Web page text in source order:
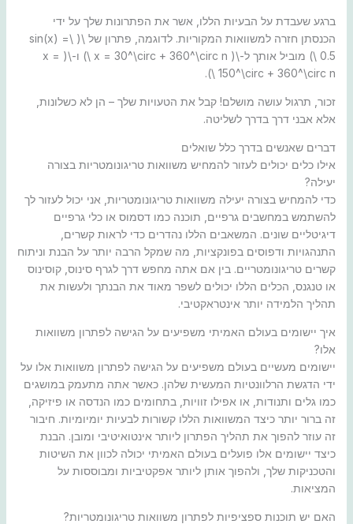
ברגע שעבדת על הבעיות הללו, אשר את הפתרונות שלך על ידי
הכנסתן חזרה למשוואות המקוריות. לדוגמה, פתרון של \( \sin(x) =
0.5 \) מוביל אותך ל-\( x = 30^\circ + 360^\circ n \) ו-\( x =
150^\circ + 360^\circ n \).
זכור, תרגול עושה מושלם! קבל את הטעויות שלך – הן לא כשלונות,
אלא אבני דרך בדרך לשליטה.
דברים שאנשים בדרך כלל שואלים
אילו כלים יכולים לעזור להמחיש משוואות טריגונומטריות בצורה
יעילה?
כדי להמחיש בצורה יעילה משוואות טריגונומטריות, אני יכול לעזור לך
להשתמש במחשבים גרפיים, תוכנה כמו דסמוס או כלי גרפיים
דיגיטליים שונים. המשאבים הללו נהדרים כדי לראות קשרים,
התנהגויות ודפוסים בפונקציות, מה שמקל הרבה יותר על הבנת וניתוח
קשרים טריגונומטריים. בין אם אתה מחפש דרך לגרף סינוס, קוסינוס
או טנגנס, הכלים הללו יכולים לשפר מאוד את הבנתך ולעשות את
תהליך הלמידה יותר אינטראקטיבי.
איך יישומים בעולם האמיתי משפיעים על הגישה לפתרון משוואות
אלו?
יישומים מעשיים בעולם משפיעים על הגישה לפתרון משוואות אלו על
ידי הדגשת הרלוונטיות המעשית שלהן. כאשר אתה מתעמק במושגים
כמו גלים ותנודות, או אפילו זוויות, בתחומים כמו הנדסה או פיזיקה,
זה ברור יותר כיצד המשוואות הללו קשורות לבעיות יומיומיות. חיבור
זה עוזר להפוך את תהליך הפתרון ליותר אינטואיטיבי ומובן. הבנת
כיצד יישומים אלו פועלים בעולם האמיתי יכולה לכוון את השיטות
והטכניקות שלך, ולהפוך אותן ליותר אפקטיביות ומבוססות על
המציאות.
האם יש תוכנות ספציפיות לפתרון משוואות טריגונומטריות?